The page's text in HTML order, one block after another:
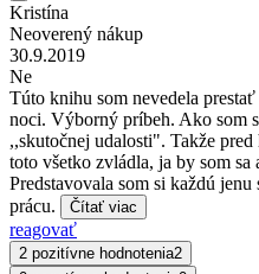
Kristína
Neoverený nákup
30.9.2019
Ne
Túto knihu som nevedela
noci. Výborný príbeh. Ako som
,,skutočnej udalosti". Takže
toto všetko zvládla, ja by som
Predstavovala som si každú
prácu.
Čítať viac
reagovať
2 pozitívne hodnotenia2